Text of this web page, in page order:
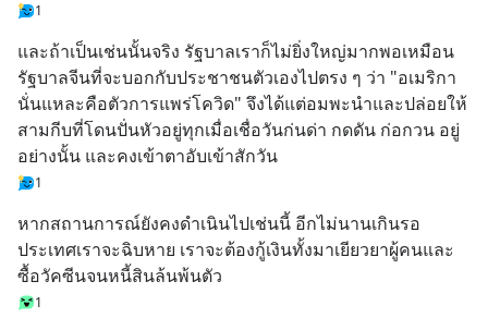
1
และถ้าเป็นเช่นนั้นจริง รัฐบาลเราก็ไม่ยิ่งใหญ่มากพอเหมือน
รัฐบาลจีนที่จะบอกกับประชาชนตัวเองไปตรง ๆ ว่า "อเมริกา
นั่นแหละคือตัวการแพร่โควิด" จึงได้แต่อมพะนำและปล่อยให้
สามกีบที่โดนปั่นหัวอยู่ทุกเมื่อเชื่อวันก่นด่า กดดัน ก่อกวน อยู่
อย่างนั้น และคงเข้าตาอับเข้าสักวัน
1
หากสถานการณ์ยังคงดำเนินไปเช่นนี้ อีกไม่นานเกินรอ
ประเทศเราจะฉิบหาย เราจะต้องกู้เงินทั้งมาเยียวยาผู้คนและ
ซื้อวัคซีนจนหนี้สินล้นพ้นตัว
1